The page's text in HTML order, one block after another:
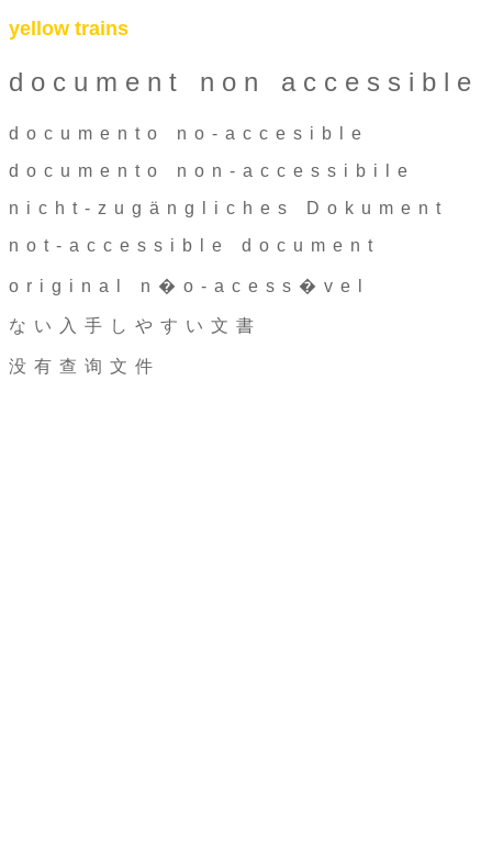
yellow trains
document non accessible
documento no-accesible
documento non-accessibile
nicht-zugängliches Dokument
not-accessible document
original n�o-acess�vel
ない入手しやすい文書
没有查询文件